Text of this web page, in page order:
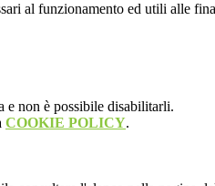
al funzionamento ed utili alle
e non è possibile disabilitarli.
COOKIE POLICY.